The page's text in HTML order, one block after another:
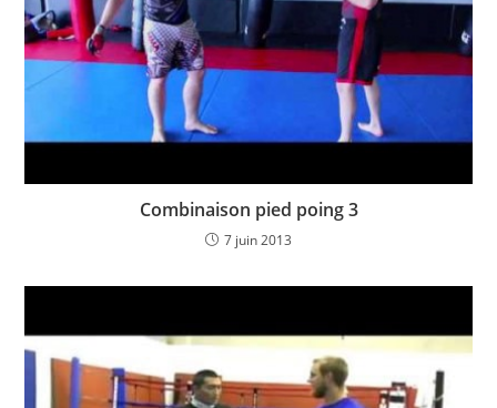
Combinaison pied poing 3
7 juin 2013